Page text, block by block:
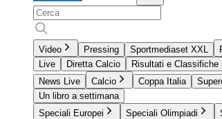
Video Pressing Sportmediaset XXL
Live
Diretta Calcio
Risultati e Classifiche
News Live
Calcio Coppa Italia
Un libro a settimana
Speciali Europei
Speciali Olimpiadi